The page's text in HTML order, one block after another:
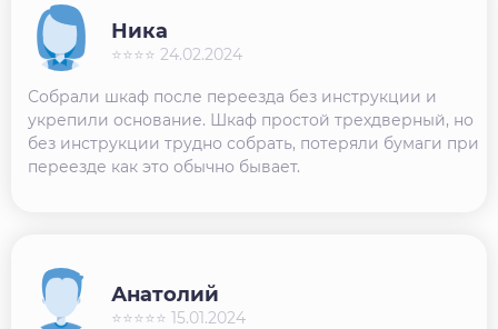
Собрали шкаф после переезда без инструкции и
укрепили основание. Шкаф простой трехдверный, но
без инструкции трудно собрать, потеряли бумаги при
переезде как это обычно бывает.
Ника
⭐⭐⭐⭐ 24.02.2024
Анатолий
⭐⭐⭐⭐⭐ 15.01.2024